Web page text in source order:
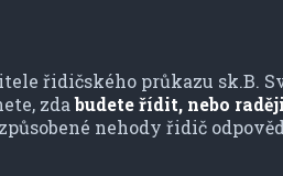
řidičského průkazu sk.B.
zdabudete řídit, nebo
nehody řidič